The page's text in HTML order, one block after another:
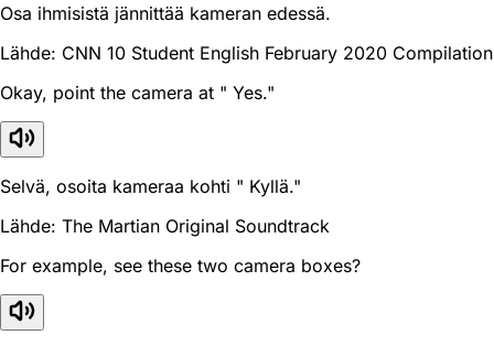
Osa ihmisistä jännittää kameran edessä.
Lähde: CNN 10 Student English February 2020 Compilation
Okay, point the camera at " Yes."
Selvä, osoita kameraa kohti " Kyllä."
Lähde: The Martian Original Soundtrack
For example, see these two camera boxes?